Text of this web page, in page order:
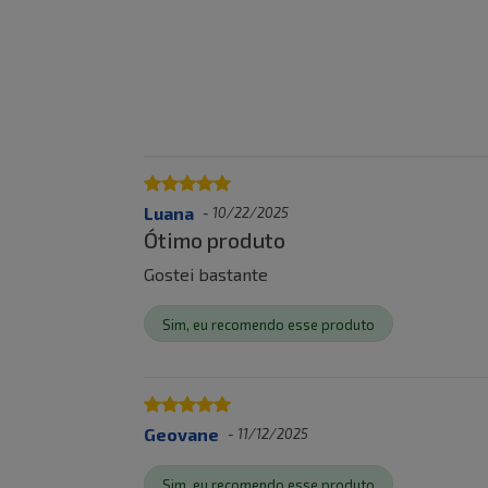
Luana - 10/22/2025
Ótimo produto
Gostei bastante
Sim, eu recomendo esse produto
Geovane - 11/12/2025